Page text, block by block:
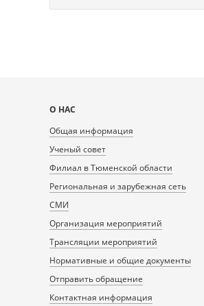
Карта
сайта
О НАС
Общая информация
Ученый совет
Филиал в Тюменской области
Региональная и зарубежная сеть
СМИ
Организация мероприятий
Трансляции мероприятий
Нормативные и общие документы
Отправить обращение
Контактная информация